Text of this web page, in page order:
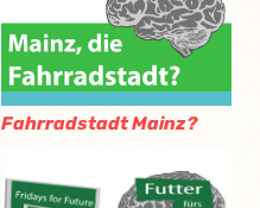
Fahrradstadt Mainz?